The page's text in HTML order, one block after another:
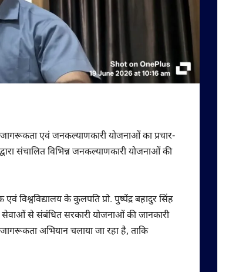
जागरूकता एवं जनकल्याणकारी योजनाओं का प्रचार-
संचालित विभिन्न जनकल्याणकारी योजनाओं की
विश्वविद्यालय के कुलपति प्रो. पुष्पेंद्र बहादुर सिंह
सेवाओं से संबंधित सरकारी योजनाओं की जानकारी
अभियान चलाया जा रहा है, ताकि